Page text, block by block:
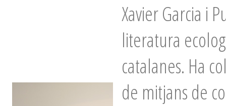
Xavier Garcia i
literatura
catalanes. Ha
de mitjans de